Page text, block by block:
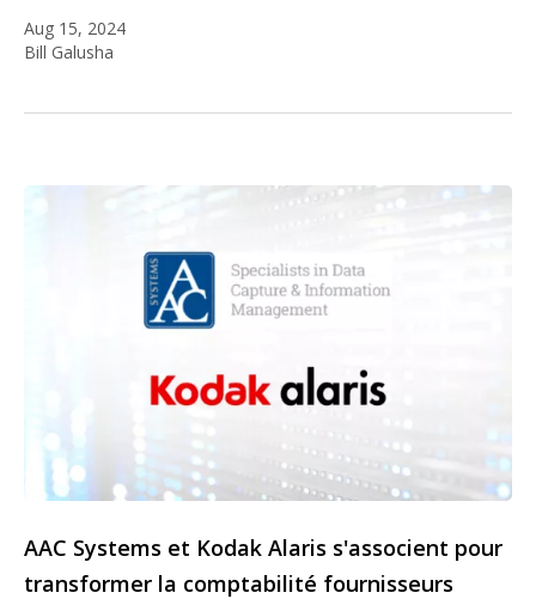
Aug 15, 2024
Bill Galusha
AAC Systems et Kodak Alaris s'associent pour
transformer la comptabilité fournisseurs